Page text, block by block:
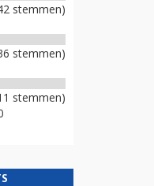
stemmen)
stemmen)
stemmen)